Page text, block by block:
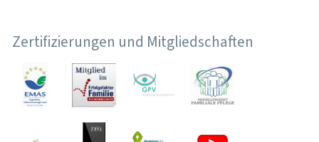
Zertifizierungen und Mitgliedschaften